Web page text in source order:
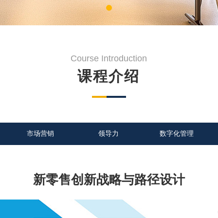
Course Introduction
课程介绍
市场营销 领导力 数字化管理
新零售创新战略与路径设计